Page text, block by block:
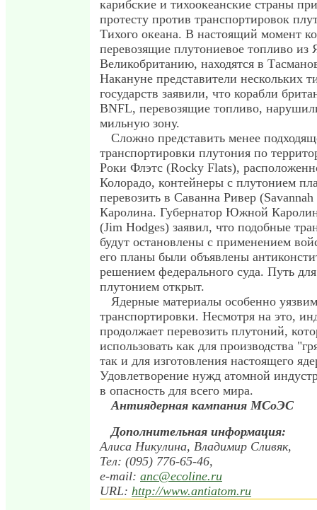
карибские и тихоокеанские страны
протесту против транспортировок
Тихого океана. В настоящий момент
перевозящие плутониевое топливо из
Великобританию, находятся в
Накануне представители нескольких
государств заявили, что корабли
BNFL, перевозящие топливо,
мильную зону.
Сложно представить менее
транспортировки плутония по
Роки Флэтс (Rocky Flats),
Колорадо, контейнеры с плутонием
перевозить в Саванна Ривер
Каролина. Губернатор Южной
(Jim Hodges) заявил, что подобные
будут остановлены с применением
его планы были объявлены
решением федерального суда. Путь
плутонием открыт.
Ядерные материалы особенно
транспортировки. Несмотря на это,
продолжает перевозить плутоний,
использовать как для производства
так и для изготовления настоящего
Удовлетворение нужд атомной
в опасность для всего мира.
Антиядерная кампания МСоЭС
Дополнительная информация:
Алиса Никулина, Владимир Сливяк,
Тел: (095) 776-65-46,
e-mail: anc@ecoline.ru
URL: http://www.antiatom.ru